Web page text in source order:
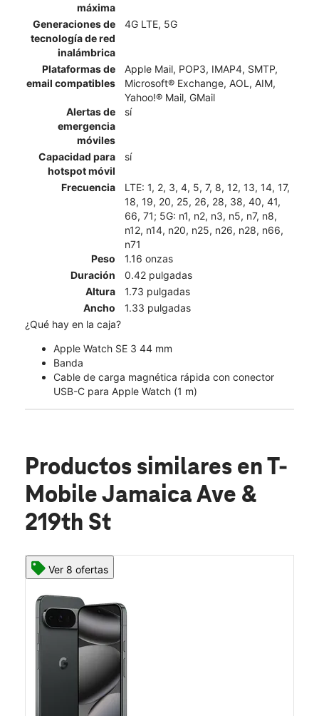
máxima
Generaciones de
tecnología de red
inalámbrica
4G LTE, 5G
Plataformas de
email compatibles
Apple Mail, POP3, IMAP4, SMTP,
Microsoft® Exchange, AOL, AIM,
Yahoo!® Mail, GMail
Alertas de
emergencia
móviles
sí
Capacidad para
hotspot móvil
sí
Frecuencia
LTE: 1, 2, 3, 4, 5, 7, 8, 12, 13, 14, 17,
18, 19, 20, 25, 26, 28, 38, 40, 41,
66, 71; 5G: n1, n2, n3, n5, n7, n8,
n12, n14, n20, n25, n26, n28, n66,
n71
Peso
1.16 onzas
Duración
0.42 pulgadas
Altura
1.73 pulgadas
Ancho
1.33 pulgadas
¿Qué hay en la caja?
Apple Watch SE 3 44 mm
Banda
Cable de carga magnética rápida con conector
USB-C para Apple Watch (1 m)
Productos similares en T-
Mobile Jamaica Ave &
219th St
Ver 8 ofertas